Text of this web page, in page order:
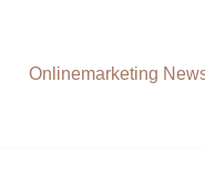
Onlinemarketing